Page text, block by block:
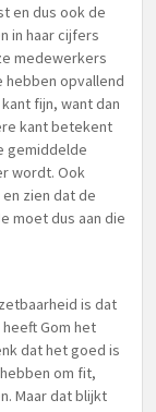
en dus ook de
in haar cijfers
medewerkers
hebben opvallend
fijn, want dan
kant betekent
gemiddelde
wordt. Ook
zien dat de
moet dus aan die
is dat
Gom het
dat het goed is
om fit,
Maar dat blijkt